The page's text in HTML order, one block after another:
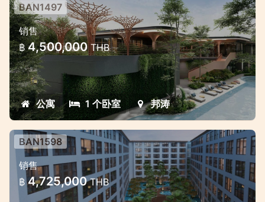
拉古納附近的全新項目
拉古納地區邦濤的現代豪華項目
BAN1497
销售
฿ 4,500,000THB
公寓 1 个卧室 邦涛
位于邦涛优越位置的新住宅
邦涛的豪华公寓，靠近海滩
BAN1598
销售
฿ 4,725,000THB